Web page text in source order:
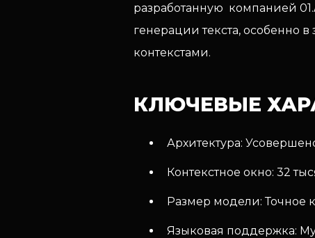
разработанную компанией
генерации текста, особенно
контекстами.
КЛЮЧЕВЫЕ
Архитектура:
Контекстное окно: 32
Размер модели: Точное
Языковая поддержка: